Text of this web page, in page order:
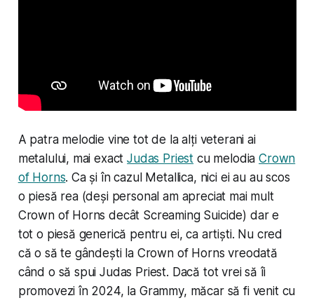
A patra melodie vine tot de la alți veterani ai
metalului, mai exactJudas Priest cu melodiaCrown
of Horns. Ca și în cazul Metallica, nici ei au au scos
o piesă rea (deși personal am apreciat mai mult
Crown of Horns decât Screaming Suicide) dar e
tot o piesă generică pentru ei, ca artiști. Nu cred
că o să te gândești la Crown of Horns vreodată
când o să spui Judas Priest. Dacă tot vrei să îi
promovezi în 2024, la Grammy, măcar să fi venit cu